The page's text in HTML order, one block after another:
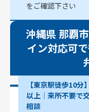
をご確認下さい
沖縄県 那覇
イン対応可
【東京駅徒歩10
以上│来所不要で
相談